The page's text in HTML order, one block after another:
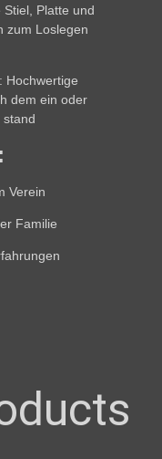
Stiel, Platte und
zum Loslegen
Hochwertige
dem ein oder
stand
Verein
Familie